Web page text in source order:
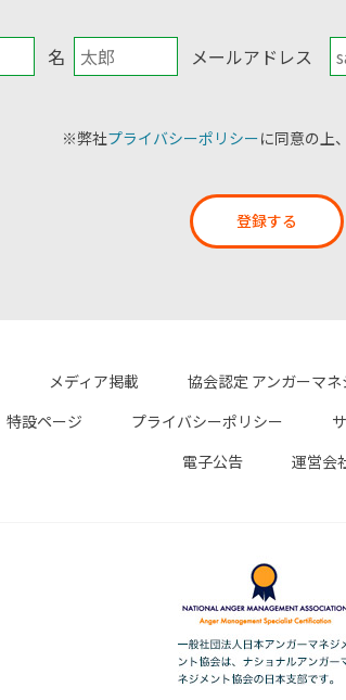
名 メールアドレス
※弊社プライバシーポリシーに同意の上
登録する
メディア掲載 協会認定 アンガーマ
特設ページ プライバシーポリシー
電子公告
運営会